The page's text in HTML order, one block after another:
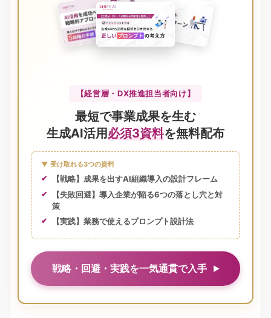
【経営層・DX推進担当者向け】
最短で事業成果を生む
生成AI活用必須3資料を無料配布
▼ 受け取れる3つの資料
【戦略】成果を出すAI組織導入の設計フレーム
【失敗回避】導入企業が陥る6つの落とし穴と対
策
【実践】業務で使えるプロンプト設計法
戦略・回避・実践を一気通貫で入手